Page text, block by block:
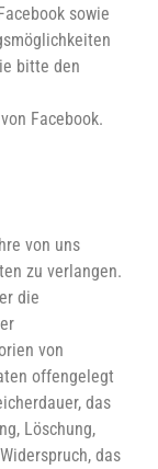
sowie
bitte den
Facebook.
von uns
zu verlangen.
die
von
offengelegt
das
Löschung,
das